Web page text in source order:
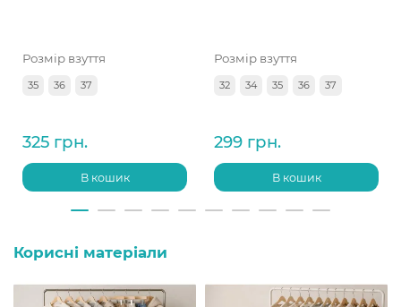
Розмір взуття
35 36 37
325 грн.
В кошик
Розмір взуття
32 34 35 36 37
299 грн.
В кошик
Корисні матеріали